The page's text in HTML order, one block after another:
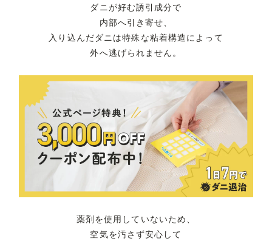
ダニが好む誘引成分で
内部へ引き寄せ、
入り込んだダニは特殊な粘着構造によって
外へ逃げられません。
薬剤を使用していないため、
空気を汚さず安心して